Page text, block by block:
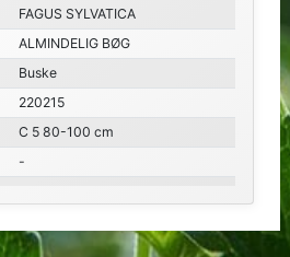
FAGUS SYLVATICA
ALMINDELIG BØG
Buske
220215
C 5 80-100 cm
-